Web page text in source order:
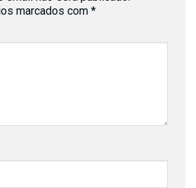
marcados com *